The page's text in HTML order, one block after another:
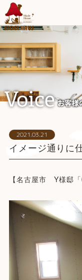
2021.03.21
イメージ通りに
【名古屋市 Y様邸